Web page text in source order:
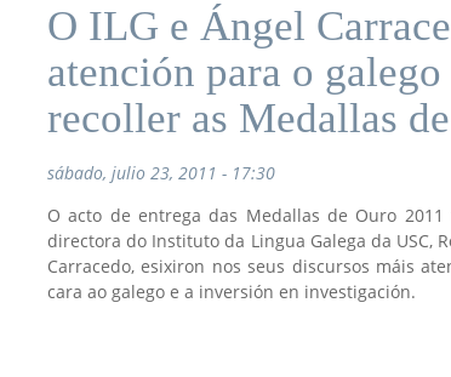
O ILG e Ángel
atención para o
recoller as Medallas
sábado, julio 23, 2011 - 17:30
O acto de entrega das Medallas de Ouro
directora do Instituto da Lingua Galega da USC,
Carracedo, esixiron nos seus discursos máis
cara ao galego e a inversión en investigación.